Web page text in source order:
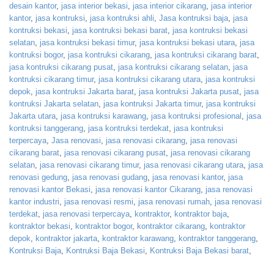
desain kantor, jasa interior bekasi jasa interior cikarang jasa interior
kantor, jasa kontruksi jasa kontruksi ahli Jasa kontruksi baja jasa
kontruksi bekasi
jasa kontruksi bekasi barat jasa kontruksi bekasi
selatan jasa kontruksi bekasi timur, jasa kontruksi bekasi utara jasa
kontruksi bogor, jasa kontruksi cikarang jasa kontruksi cikarang barat
jasa kontruksi cikarang pusat jasa kontruksi cikarang selatan jasa
kontruksi cikarang timur, jasa kontruksi cikarang utara jasa kontruksi
depok
jasa kontruksi Jakarta barat jasa kontruksi Jakarta pusat jasa
kontruksi Jakarta selatan jasa kontruksi Jakarta timur, jasa kontruksi
Jakarta utara jasa kontruksi karawang jasa kontruksi profesional
jasa
kontruksi tanggerang jasa kontruksi terdekat jasa kontruksi
terpercaya Jasa renovasi jasa renovasi cikarang jasa renovasi
cikarang barat jasa renovasi cikarang pusat jasa renovasi cikarang
selatan jasa renovasi cikarang timur, jasa renovasi cikarang utara jasa
renovasi gedung jasa renovasi gudang jasa renovasi kantor, jasa
renovasi kantor Bekasi
jasa renovasi kantor Cikarang jasa renovasi
kantor industri
jasa renovasi resmi jasa renovasi rumah jasa renovasi
terdekat jasa renovasi terpercaya kontraktor, kontraktor baja
kontraktor bekasi
kontraktor bogor, kontraktor cikarang kontraktor
depok
kontraktor jakarta kontraktor karawang kontraktor tanggerang
Kontruksi Baja Kontruksi Baja Bekasi Kontruksi Baja Bekasi barat